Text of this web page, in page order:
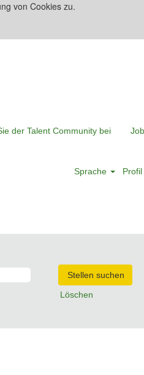
von Cookies zu.
der Talent Community bei
Sprache
Löschen